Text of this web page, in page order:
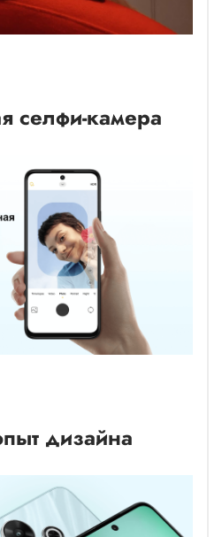
селфи-камера
дизайна